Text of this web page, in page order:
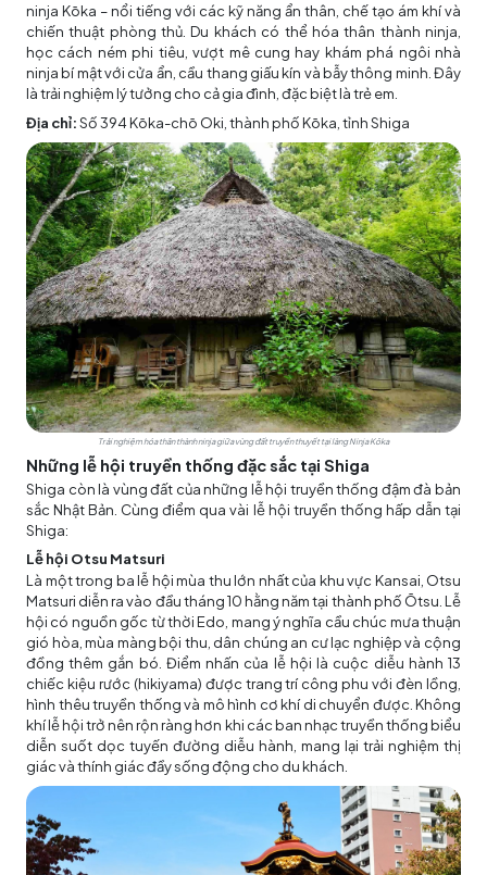
ninja Kōka – nổi tiếng với các kỹ năng ẩn thân, chế tạo ám khí và
chiến thuật phòng thủ. Du khách có thể hóa thân thành ninja,
học cách ném phi tiêu, vượt mê cung hay khám phá ngôi nhà
ninja bí mật với cửa ẩn, cầu thang giấu kín và bẫy thông minh. Đây
là trải nghiệm lý tưởng cho cả gia đình, đặc biệt là trẻ em.
Địa chỉ:Số 394 Kōka-chō Oki, thành phố Kōka, tỉnh Shiga
Trải nghiệm hóa thân thành ninja giữa vùng đất truyền thuyết tại làng Ninja Kōka
Những lễ hội truyền thống đặc sắc tại Shiga
Shiga còn là vùng đất của những lễ hội truyền thống đậm đà bản
sắc Nhật Bản. Cùng điểm qua vài lễ hội truyền thống hấp dẫn tại
Shiga:
Lễ hội Otsu Matsuri
Là một trong ba lễ hội mùa thu lớn nhất của khu vực Kansai, Otsu
Matsuri diễn ra vào đầu tháng 10 hằng năm tại thành phố Ōtsu. Lễ
hội có nguồn gốc từ thời Edo, mang ý nghĩa cầu chúc mưa thuận
gió hòa, mùa màng bội thu, dân chúng an cư lạc nghiệp và cộng
đồng thêm gắn bó. Điểm nhấn của lễ hội là cuộc diễu hành 13
chiếc kiệu rước (hikiyama) được trang trí công phu với đèn lồng,
hình thêu truyền thống và mô hình cơ khí di chuyển được. Không
khí lễ hội trở nên rộn ràng hơn khi các ban nhạc truyền thống biểu
diễn suốt dọc tuyến đường diễu hành, mang lại trải nghiệm thị
giác và thính giác đầy sống động cho du khách.